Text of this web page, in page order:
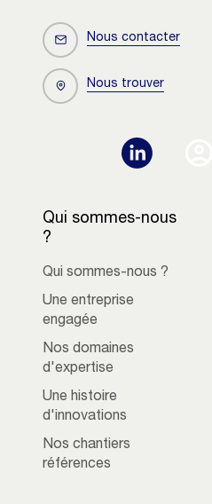
Nous contacter
Nous trouver
Qui sommes-nous
?
Qui sommes-nous ?
Une entreprise
engagée
Nos domaines
d'expertise
Une histoire
d'innovations
Nos chantiers
références